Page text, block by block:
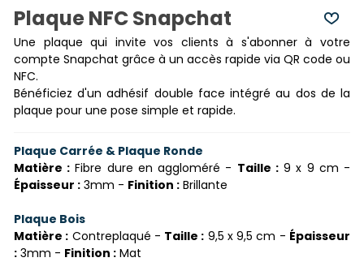
Plaque NFC Snapchat
Une plaque qui invite vos clients à s'abonner à votre
compte Snapchat grâce à un accès rapide via QR code ou
NFC.
Bénéficiez d'un adhésif double face intégré au dos de la
plaque pour une pose simple et rapide.
Plaque Carrée & Plaque Ronde
Matière : Fibre dure en aggloméré - Taille :9 x 9 cm -
Épaisseur : 3mm - Finition : Brillante
Plaque Bois
Matière : Contreplaqué - Taille : 9,5 x 9,5 cm - Épaisseur
: 3mm - Finition : Mat